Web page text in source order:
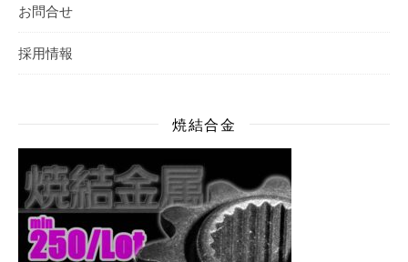
お問合せ
採用情報
焼結合金